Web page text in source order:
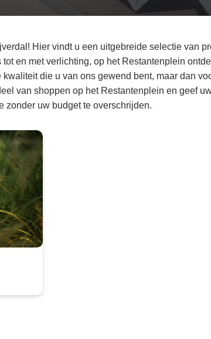
Hier vindt u een uitgebreide selectie van
en met verlichting, op het Restantenplein
die u van ons gewend bent, maar dan
van shoppen op het Restantenplein en geef
zonder uw budget te overschrijden.